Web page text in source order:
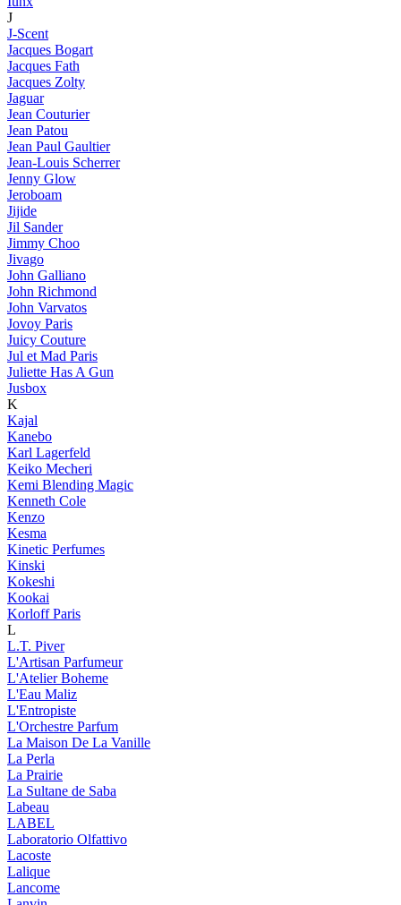
J
J-Scent
Jacques Bogart
Jacques Fath
Jacques Zolty
Jaguar
Jean Couturier
Jean Patou
Jean Paul Gaultier
Jean-Louis Scherrer
Jenny Glow
Jeroboam
Jijide
Jil Sander
Jimmy Choo
Jivago
John Galliano
John Richmond
John Varvatos
Jovoy Paris
Juicy Couture
Jul et Mad Paris
Juliette Has A Gun
Jusbox
K
Kajal
Kanebo
Karl Lagerfeld
Keiko Mecheri
Kemi Blending Magic
Kenneth Cole
Kenzo
Kesma
Kinetic Perfumes
Kinski
Kokeshi
Kookai
Korloff Paris
L
L.T. Piver
L'Artisan Parfumeur
L'Atelier Boheme
L'Eau Maliz
L'Entropiste
L'Orchestre Parfum
La Maison De La Vanille
La Perla
La Prairie
La Sultane de Saba
Labeau
LABEL
Laboratorio Olfattivo
Lacoste
Lalique
Lancome